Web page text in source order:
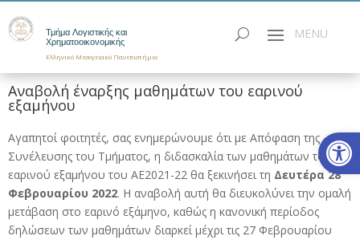
Τμήμα Λογιστικής και
Χρηματοοικονομικής
Ελληνικό Μεσογειακό Πανεπιστήμιο
Αναβολή έναρξης μαθημάτων του εαρινού
εξαμήνου
Αγαπητοί φοιτητές, σας ενημερώνουμε ότι με Απόφαση της
Συνέλευσης του Τμήματος, η διδασκαλία των μαθημάτων του
εαρινού εξαμήνου του ΑΕ2021-22 θα ξεκινήσει τη Δευτέρα 28
Φεβρουαρίου 2022. Η αναβολή αυτή θα διευκολύνει την ομαλή
μετάβαση στο εαρινό εξάμηνο, καθώς η κανονική περίοδος
δηλώσεων των μαθημάτων διαρκεί μέχρι τις 27 Φεβρουαρίου